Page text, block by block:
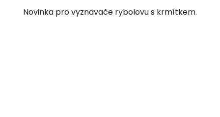
Novinka pro vyznavače rybolovu s krmítkem.